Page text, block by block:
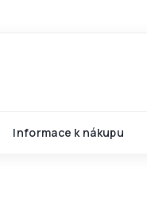
Informace k nákupu